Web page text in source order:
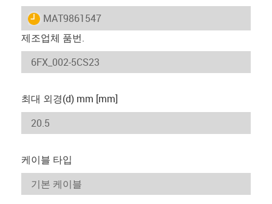
igus-icon-lieferzeit
MAT9861547
제조업체 품번.
최대 외경(d) mm [mm]
케이블 타입